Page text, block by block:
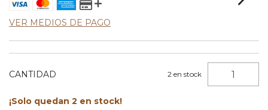
VER MEDIOS DE PAGO
CANTIDAD 2 en stock
¡Solo quedan 2 en stock!